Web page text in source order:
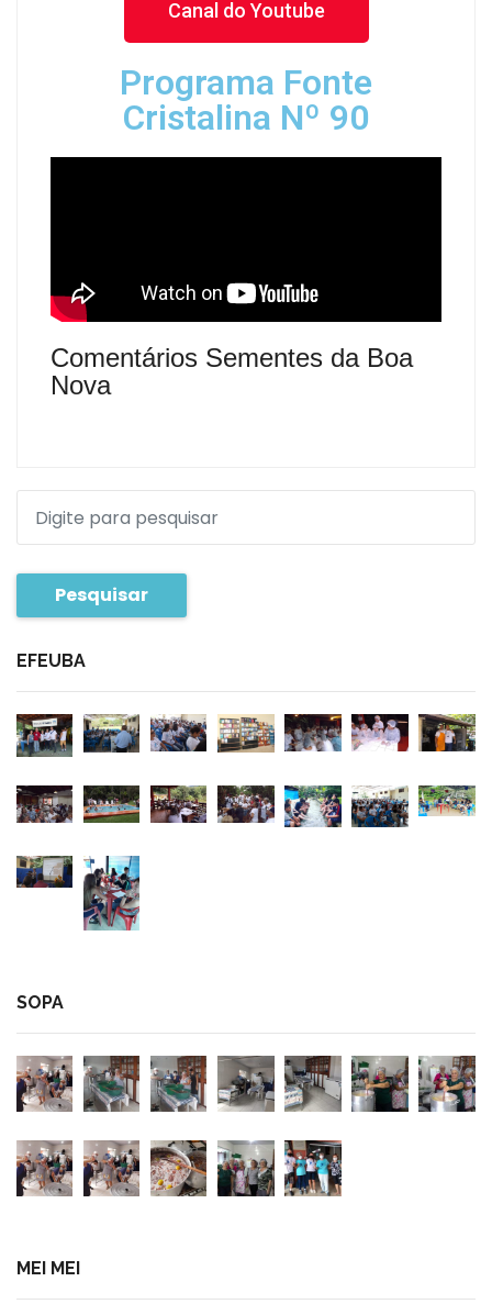
Canal do Youtube
Programa Fonte
Cristalina Nº 90
Comentários Sementes da Boa
Nova
Pesquisar
EFEUBA
SOPA
MEI MEI